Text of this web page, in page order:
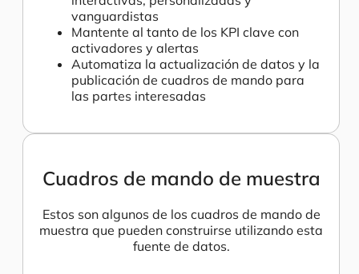
vanguardistas
Mantente al tanto de los KPI clave con
activadores y alertas
Automatiza la actualización de datos y la
publicación de cuadros de mando para
las partes interesadas
Cuadros de mando de muestra
Estos son algunos de los cuadros de mando de
muestra que pueden construirse utilizando esta
fuente de datos.